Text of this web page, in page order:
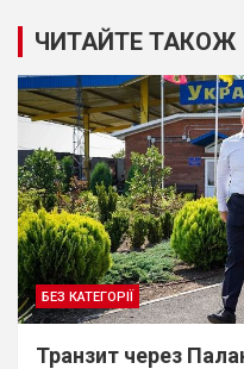
ЧИТАЙТЕ ТАКОЖ
БЕЗ КАТЕГОРІЇ
Транзит через